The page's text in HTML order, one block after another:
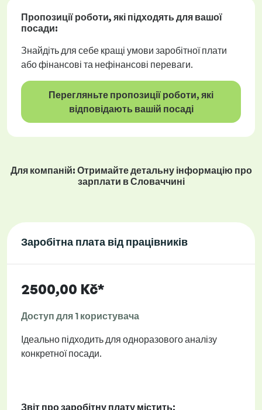
Пропозиції роботи, які підходять для вашої
посади:
Знайдіть для себе кращі умови заробітної плати
або фінансові та нефінансові переваги.
Перегляньте пропозиції роботи, які
відповідають вашій посаді
Для компаній: Отримайте детальну інформацію про
зарплати в Словаччині
Заробітна плата від працівників
2500,00 Kč*
Доступ для 1 користувача
Ідеально підходить для одноразового аналізу
конкретної посади.
Звіт про заробітну плату містить: